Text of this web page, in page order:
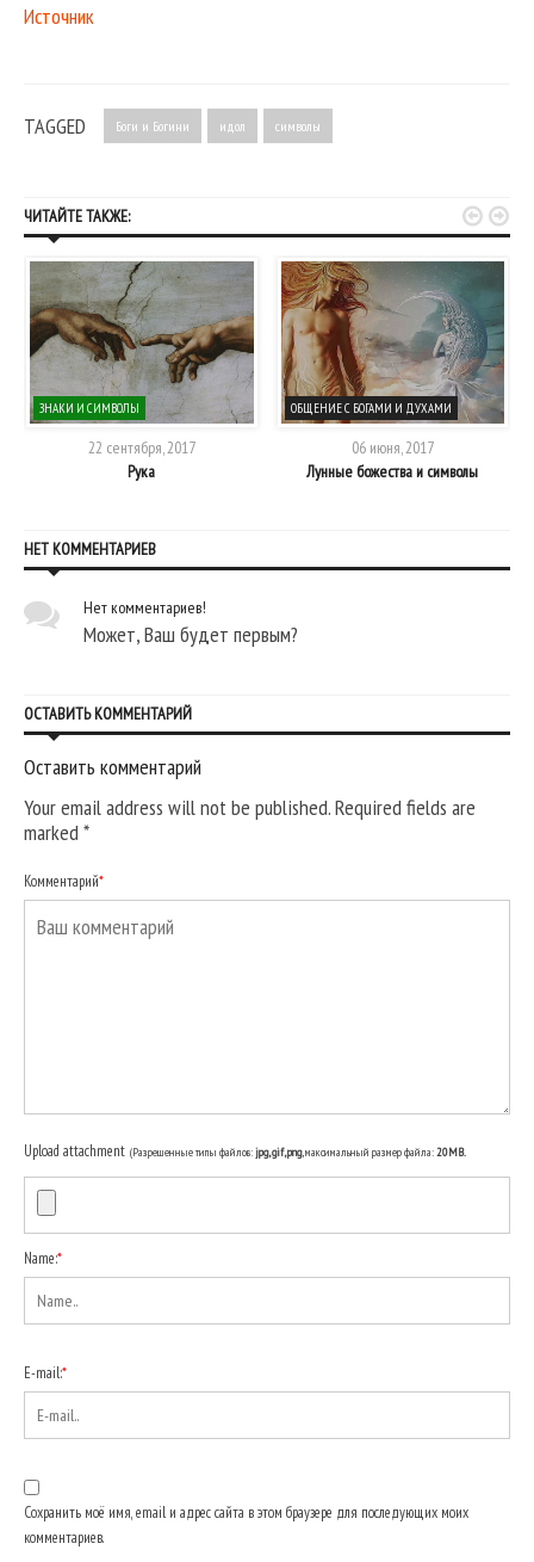
Источник
TAGGED Боги и Богини идол символы
ЧИТАЙТЕ ТАКЖЕ:
ЗНАКИ И СИМВОЛЫ
22 сентября, 2017
Рука
ОБЩЕНИЕ С БОГАМИ И ДУХАМИ
06 июня, 2017
Лунные божества и символы
 
НЕТ КОММЕНТАРИЕВ
Нет комментариев!
Может, Ваш будет первым?
ОСТАВИТЬ КОММЕНТАРИЙ
Оставить комментарий
Your email address will not be published. Required fields are
marked*
Комментарий*
Upload attachment (Разрешенные типы файлов:jpg, gif, png, максимальный размер файла:20MB.
Name:*
E-mail:*
Сохранить моё имя, email и адрес сайта в этом браузере для последующих моих
комментариев.